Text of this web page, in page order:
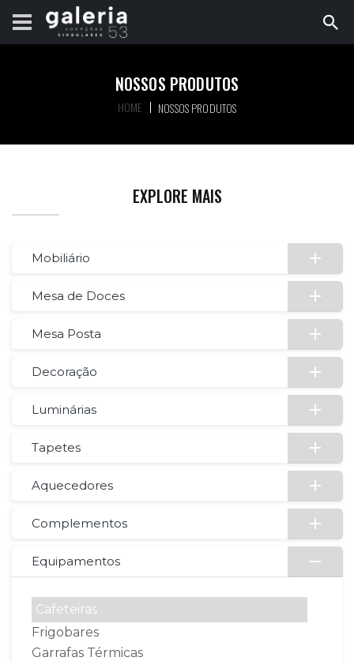
NOSSOS PRODUTOS
HOME NOSSOS PRODUTOS
EXPLORE MAIS
Mobiliário
Mesa de Doces
Mesa Posta
Decoração
Luminárias
Tapetes
Aquecedores
Complementos
Equipamentos
Cafeteiras
Frigobares
Garrafas Térmicas